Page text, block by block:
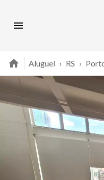
Aluguel › RS ›